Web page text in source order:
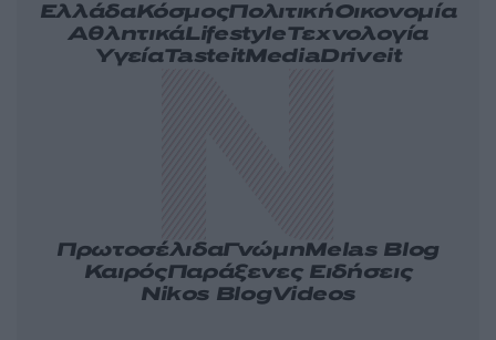
ΕλλάδαΚόσμοςΠολιτικήΟικονομία
ΑθλητικάLifestyleΤεχνολογία
ΥγείαTasteitMediaDriveit
ΠρωτοσέλιδαΓνώμηMelas Blog
ΚαιρόςΠαράξενες Ειδήσεις
Nikos BlogVideos